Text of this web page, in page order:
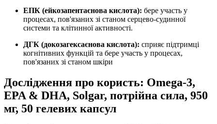
ЕПК (ейкозапентаєнова кислота): бере участь у
процесах, пов'язаних зі станом серцево-судинної
системи та клітинної активності.
ДГК (докозагексаєнова кислота): сприяє підтримці
когнітивних функцій та бере участь у процесах,
пов'язаних зі станом шкіри
Дослідження про користь: Omega-3,
EPA & DHA, Solgar, потрійна сила, 950
мг, 50 гелевих капсул